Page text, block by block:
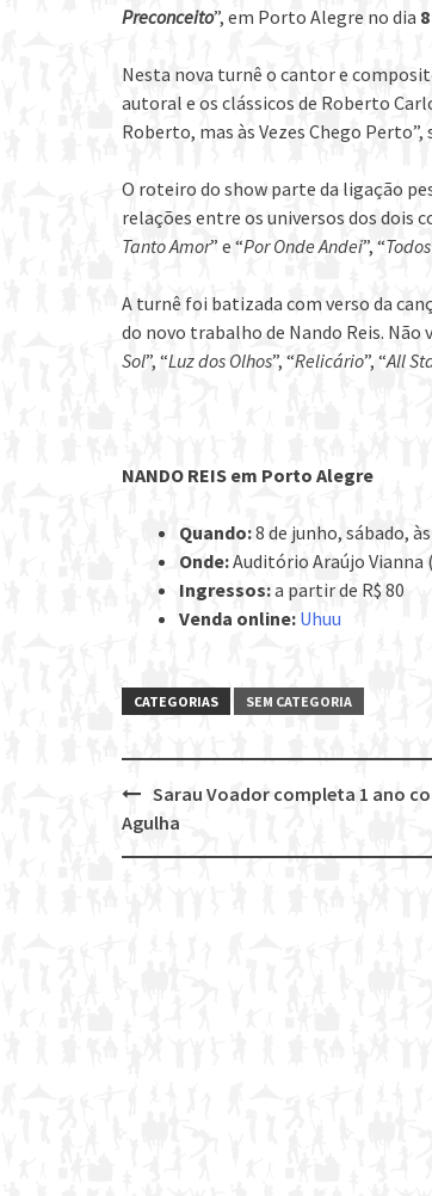
Preconceito”, em Porto Alegre no dia
Nesta nova turnê o cantor e
autoral e os clássicos de Roberto
Roberto, mas às Vezes Chego
O roteiro do show parte da ligação
relações entre os universos dos dois
Tanto Amor” e “Por Onde Andei”, “
A turnê foi batizada com verso da
do novo trabalho de Nando Reis.
Sol”, “Luz dos Olhos”, “Relicário”, “All
NANDO REIS em Porto Alegre
Quando:8 de junho, sábado,
Onde:Auditório Araújo Vianna
Ingressos:a partir de R$ 80
Venda online: Uhuu
CATEGORIAS SEM CATEGORIA
Post
navigation
Sarau Voador completa 1 ano
Agulha